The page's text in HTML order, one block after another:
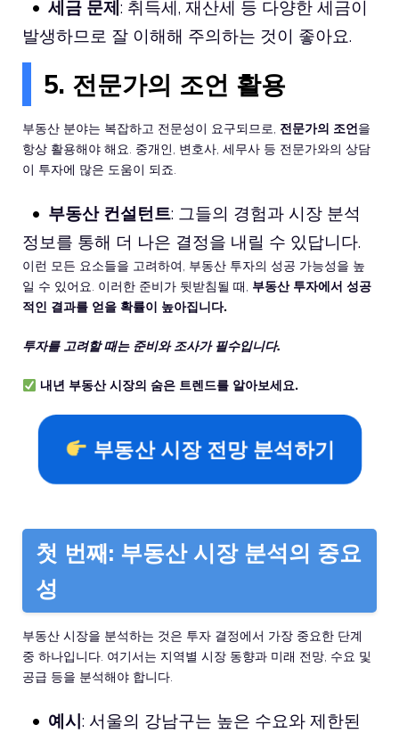
세금 문제 : 취득세, 재산세 등 다양한 세금이
발생하므로 잘 이해해 주의하는 것이 좋아요.
5. 전문가의 조언 활용
부동산 분야는 복잡하고 전문성이 요구되므로, 전문가의 조언을
항상 활용해야 해요. 중개인, 변호사, 세무사 등 전문가와의 상담
이 투자에 많은 도움이 되죠.
부동산 컨설턴트: 그들의 경험과 시장 분석
정보를 통해 더 나은 결정을 내릴 수 있답니다.
이런 모든 요소들을 고려하여, 부동산 투자의 성공 가능성을 높
일 수 있어요. 이러한 준비가 뒷받침될 때, 부동산 투자에서 성공
적인 결과를 얻을 확률이 높아집니다.
투자를 고려할 때는 준비와 조사가 필수입니다.
내년 부동산 시장의 숨은 트렌드를 알아보세요.
부동산 시장 전망 분석하기
첫 번째: 부동산 시장 분석의 중요
성
부동산 시장을 분석하는 것은 투자 결정에서 가장 중요한 단계
중 하나입니다. 여기서는 지역별 시장 동향과 미래 전망, 수요 및
공급 등을 분석해야 합니다.
예시 : 서울의 강남구는 높은 수요와 제한된